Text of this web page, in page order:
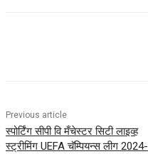
Previous article
स्पोर्टिंग सीपी वि मँचेस्टर सिटी लाइव्ह
स्ट्रीमिंग UEFA चॅम्पियन्स लीग 2024-